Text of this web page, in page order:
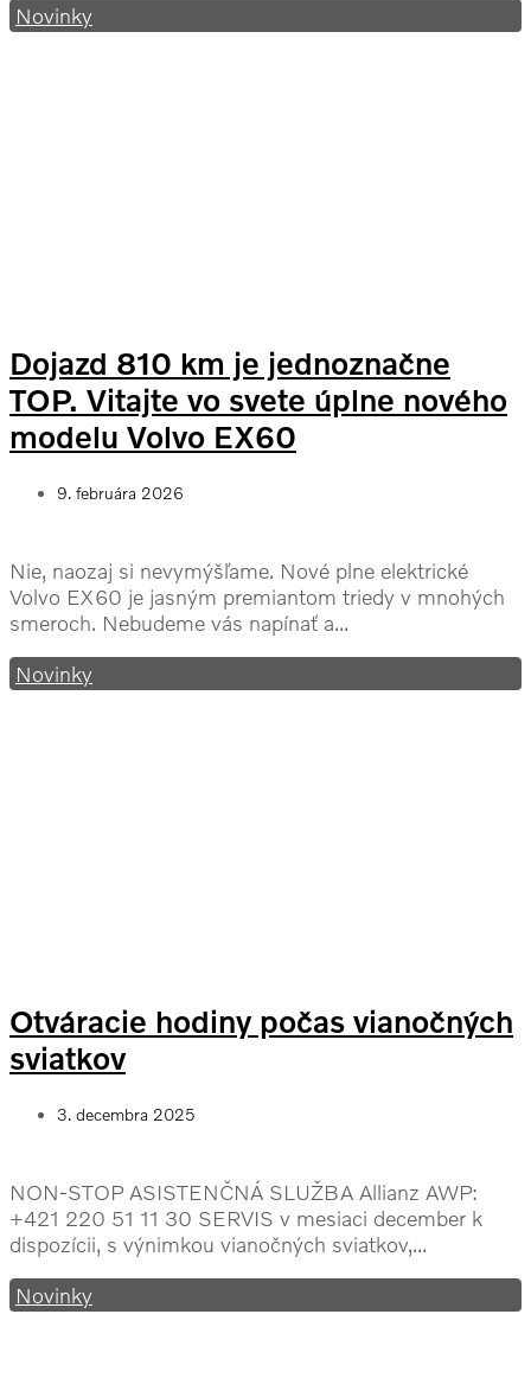
Novinky
Dojazd 810 km je jednoznačne
TOP. Vitajte vo svete úplne nového
modelu Volvo EX60
9. februára 2026
Nie, naozaj si nevymýšľame. Nové plne elektrické
Volvo EX60 je jasným premiantom triedy v mnohých
smeroch. Nebudeme vás napínať a...
Novinky
Otváracie hodiny počas vianočných
sviatkov
3. decembra 2025
NON-STOP ASISTENČNÁ SLUŽBA Allianz AWP:
+421 220 51 11 30 SERVIS v mesiaci december k
dispozícii, s výnimkou vianočných sviatkov,...
Novinky